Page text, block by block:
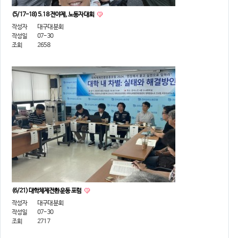
(5/17-18) 5.18 전야제, 노동자대회
작성자
대구대분회
작성일
07-30
조회
2658
(6/21) 대학체제전환운동 포럼
작성자
대구대분회
작성일
07-30
조회
2717